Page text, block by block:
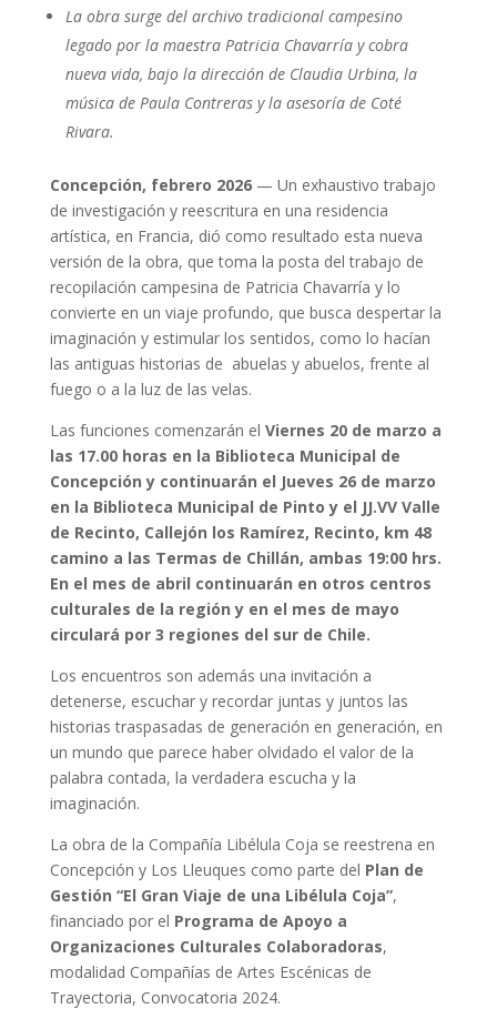
La obra surge del archivo tradicional campesino
legado por la maestra Patricia Chavarría y cobra
nueva vida, bajo la dirección de Claudia Urbina, la
música de Paula Contreras y la asesoría de Coté
Rivara.
Concepción, febrero 2026— Un exhaustivo trabajo
de investigación y reescritura en una residencia
artística, en Francia, dió como resultado esta nueva
versión de la obra, que toma la posta del trabajo de
recopilación campesina de Patricia Chavarría y lo
convierte en un viaje profundo, que busca despertar la
imaginación y estimular los sentidos, como lo hacían
las antiguas historias de abuelas y abuelos, frente al
fuego o a la luz de las velas.
Las funciones comenzarán el Viernes 20 de marzo a
las 17.00 horas en la Biblioteca Municipal de
Concepción y continuarán el Jueves 26 de marzo
en la Biblioteca Municipal de Pinto y el JJ.VV Valle
de Recinto, Callejón los Ramírez, Recinto, km 48
camino a las Termas de Chillán, ambas 19:00 hrs.
En el mes de abril continuarán en otros centros
culturales de la región y en el mes de mayo
circulará por 3 regiones del sur de Chile.
Los encuentros son además una invitación a
detenerse, escuchar y recordar juntas y juntos las
historias traspasadas de generación en generación, en
un mundo que parece haber olvidado el valor de la
palabra contada, la verdadera escucha y la
imaginación.
La obra de la Compañía Libélula Coja se reestrena en
Concepción y Los Lleuques como parte del Plan de
Gestión “El Gran Viaje de una Libélula Coja”,
financiado por el Programa de Apoyo a
Organizaciones Culturales Colaboradoras,
modalidad Compañías de Artes Escénicas de
Trayectoria, Convocatoria 2024.